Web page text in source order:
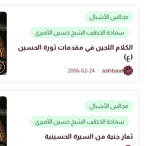
مجالس الأشبال
سماحة الخطيب الشيخ حسين الأميري
الكلام اللجين في مقدمات ثورة الحسين
(ع)
A
ashbaal
·
2006-02-24
مجالس الأشبال
سماحة الخطيب الشيخ حسين الأميري
ثمار جنية من السيرة الحسينية